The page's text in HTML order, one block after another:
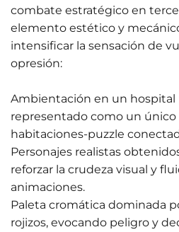
combate estratégico en
elemento estético y
intensificar la sensación de
opresión:
Ambientación en un hospital
representado como un único
habitaciones-puzzle
Personajes realistas
reforzar la crudeza visual y
animaciones.
Paleta cromática dominada
rojizos, evocando peligro y